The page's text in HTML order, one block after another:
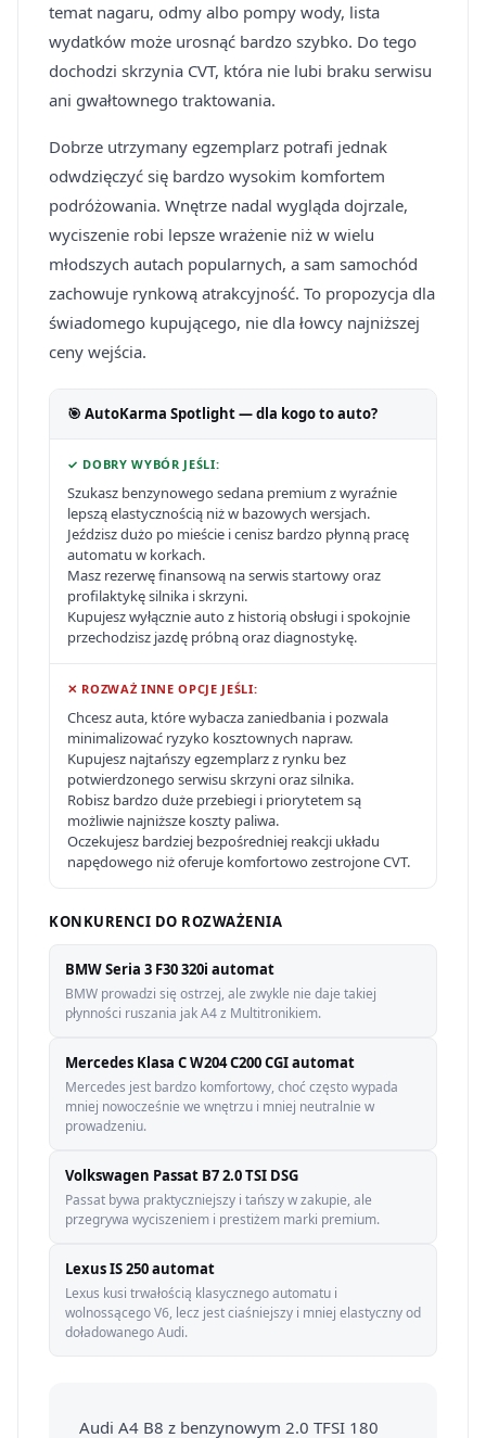
temat nagaru, odmy albo pompy wody, lista
wydatków może urosnąć bardzo szybko. Do tego
dochodzi skrzynia CVT, która nie lubi braku serwisu
ani gwałtownego traktowania.
Dobrze utrzymany egzemplarz potrafi jednak
odwdzięczyć się bardzo wysokim komfortem
podróżowania. Wnętrze nadal wygląda dojrzale,
wyciszenie robi lepsze wrażenie niż w wielu
młodszych autach popularnych, a sam samochód
zachowuje rynkową atrakcyjność. To propozycja dla
świadomego kupującego, nie dla łowcy najniższej
ceny wejścia.
🎯 AutoKarma Spotlight — dla kogo to auto?
✓ DOBRY WYBÓR JEŚLI:
Szukasz benzynowego sedana premium z wyraźnie
lepszą elastycznością niż w bazowych wersjach.
Jeździsz dużo po mieście i cenisz bardzo płynną pracę
automatu w korkach.
Masz rezerwę finansową na serwis startowy oraz
profilaktykę silnika i skrzyni.
Kupujesz wyłącznie auto z historią obsługi i spokojnie
przechodzisz jazdę próbną oraz diagnostykę.
✕ ROZWAŻ INNE OPCJE JEŚLI:
Chcesz auta, które wybacza zaniedbania i pozwala
minimalizować ryzyko kosztownych napraw.
Kupujesz najtańszy egzemplarz z rynku bez
potwierdzonego serwisu skrzyni oraz silnika.
Robisz bardzo duże przebiegi i priorytetem są
możliwie najniższe koszty paliwa.
Oczekujesz bardziej bezpośredniej reakcji układu
napędowego niż oferuje komfortowo zestrojone CVT.
KONKURENCI DO ROZWAŻENIA
BMW Seria 3 F30 320i automat
BMW prowadzi się ostrzej, ale zwykle nie daje takiej
płynności ruszania jak A4 z Multitronikiem.
Mercedes Klasa C W204 C200 CGI automat
Mercedes jest bardzo komfortowy, choć często wypada
mniej nowocześnie we wnętrzu i mniej neutralnie w
prowadzeniu.
Volkswagen Passat B7 2.0 TSI DSG
Passat bywa praktyczniejszy i tańszy w zakupie, ale
przegrywa wyciszeniem i prestiżem marki premium.
Lexus IS 250 automat
Lexus kusi trwałością klasycznego automatu i
wolnossącego V6, lecz jest ciaśniejszy i mniej elastyczny od
doładowanego Audi.
Audi A4 B8 z benzynowym 2.0 TFSI 180